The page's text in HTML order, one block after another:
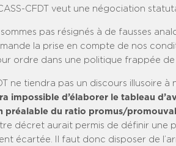
CFDT veut une négociation
pas résignés à de fausses
la prise en compte de nos
ordre dans une politique frappée de
ne tiendra pas un discours illusoire
impossible d’élaborer le tableau
préalable du ratio promus/
décret aurait permis de définir une
écartée. Il faut donc disposer de